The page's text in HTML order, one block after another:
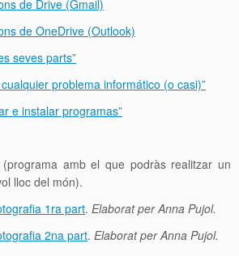
de Drive (Gmail)
de OneDrive (Outlook)
seves parts”
problema informático (o casi)”
e instalar programas”
(programa amb el que podràs realitzar un
lloc del món).
1ra part. Elaborat per Anna Pujol.
2na part. Elaborat per Anna Pujol.